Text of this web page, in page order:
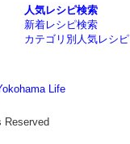
人気レシピ検索
新着レシピ検索
カテゴリ別人気レシピ
Life